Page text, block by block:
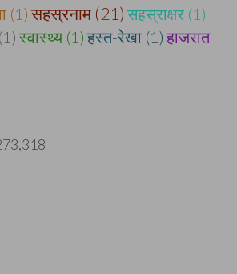
(1) सहस्रनाम (21) सहस्राक्षर (1)
स्वास्थ्य (1) हस्त-रेखा (1) हाजरात